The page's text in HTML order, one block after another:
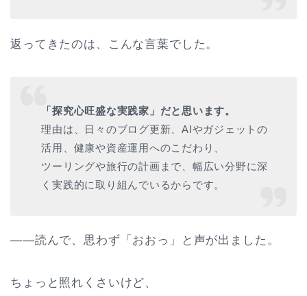
返ってきたのは、こんな言葉でした。
「探究心旺盛な実践家」だと思います。
理由は、日々のブログ更新、AIやガジェットの
活用、健康や資産運用へのこだわり、
ツーリングや旅行の計画まで、幅広い分野に深
く実践的に取り組んでいるからです。
――読んで、思わず「おおっ」と声が出ました。
ちょっと照れくさいけど、